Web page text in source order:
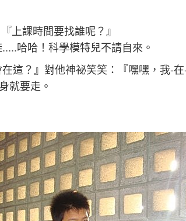
上課時間要找誰呢？』
哈哈！科學模特兒不請自來。
這？』對他神祕笑笑：『嘿嘿，我-在
就要走。